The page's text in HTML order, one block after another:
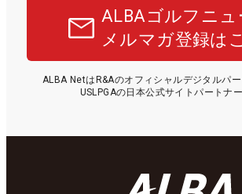
ALBAゴルフニュ
メルマガ登録は
ALBA NetはR&Aのオフィシャルデジタルパ
USLPGAの日本公式サイトパートナー